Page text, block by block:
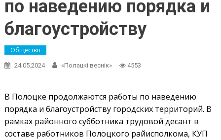
по наведению порядка и
благоустройству
Общество
24.05.2024 «Полацкі веснік» 4553
В Полоцке продолжаются работы по наведению
порядка и благоустройству городских территорий. В
рамках районного субботника трудовой десант в
составе работников Полоцкого райисполкома, КУП